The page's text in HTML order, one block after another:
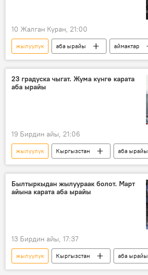
10 Жалган Куран, 21:00
жылуулук аба ырайы
аймактар
март
Кыргызстан
23 градуска чыгат. Жума күнгө карата
аба ырайы
19 Бирдин айы, 21:06
жылуулук Кыргызстан
аба ырайы
аймактар
февраль
Былтыркыдан жылуураак болот. Март
айына карата аба ырайы
13 Бирдин айы, 17:37
жылуулук Кыргызстан
аба ырайы
март
суук